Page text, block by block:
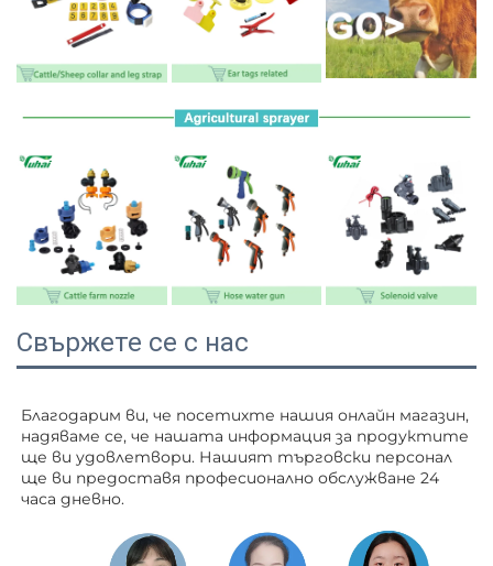
Свържете се с нас
Благодарим ви, че посетихте нашия онлайн магазин,
надяваме се, че нашата информация за продуктите
ще ви удовлетвори. Нашият търговски персонал
ще ви предоставя професионално обслужване 24
часа дневно.